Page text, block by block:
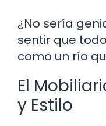
¿No sería
sentir que
como un río
El
y Estilo